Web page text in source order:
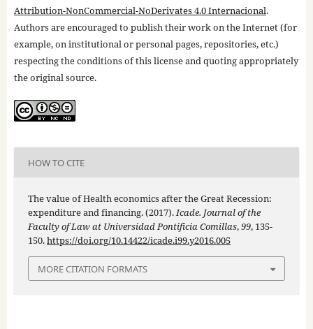
Attribution-NonCommercial-NoDerivates 4.0 Internacional.
Authors are encouraged to publish their work on the Internet (for
example, on institutional or personal pages, repositories, etc.)
respecting the conditions of this license and quoting appropriately
the original source.
HOW TO CITE
The value of Health economics after the Great Recession:
expenditure and financing. (2017).Icade. Journal of the
Faculty of Law at Universidad Pontificia Comillas,99, 135-
150.https://doi.org/10.14422/icade.i99.y2016.005
MORE CITATION FORMATS